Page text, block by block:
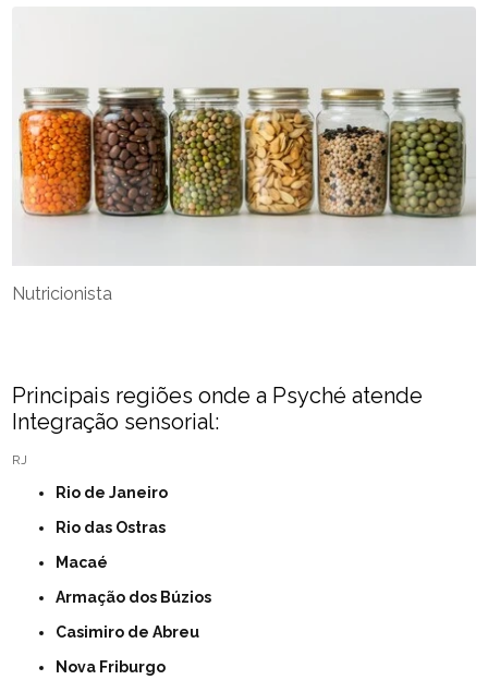
Nutricionista
Principais regiões onde a Psyché atende
Integração sensorial:
RJ
Rio de Janeiro
Rio das Ostras
Macaé
Armação dos Búzios
Casimiro de Abreu
Nova Friburgo